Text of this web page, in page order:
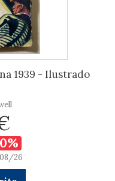
1939 - Ilustrado
26